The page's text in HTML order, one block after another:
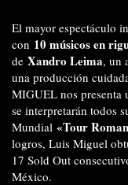
El mayor espectáculo
con 10 músicos en
de Xandro Leima, un
una producción
MIGUEL nos presenta
se interpretarán todos
Mundial «Tour
logros, Luis Miguel
17 Sold Out
México.